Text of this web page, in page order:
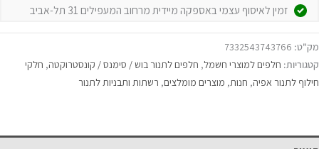
זמין לאיסוף עצמי באספקה מיידית מרחוב המעפילים 31 תל-אביב
מק"ט: 7332543743766
קטגוריות: חלפים למוצרי חשמל, חלפים לתנור בוש / סימנס / קונסטרוקטה, חלקי
חילוף לתנור אפיה, חנות, מוצרים מומלצים, רשתות ותבניות לתנור